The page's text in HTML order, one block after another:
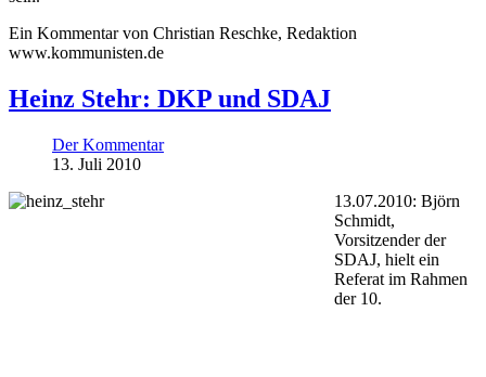
Ein Kommentar von Christian Reschke, Redaktion
www.kommunisten.de
Heinz Stehr: DKP und SDAJ
Der Kommentar
13. Juli 2010
13.07.2010: Björn
Schmidt,
Vorsitzender der
SDAJ, hielt ein
Referat im Rahmen
der 10.